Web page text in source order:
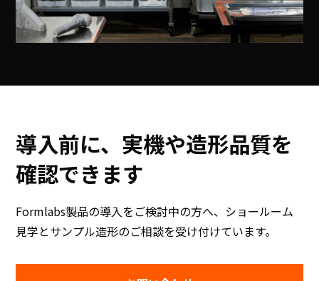
導入前に、実機や造形品質を
確認できます
Formlabs製品の導入をご検討中の方へ、ショールーム
見学とサンプル造形のご相談を受け付けています。